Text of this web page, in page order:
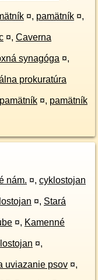
¤, pamätník ¤,
¤, Caverna
synagóga ¤,
prokuratúra
pamätník ¤, pamätník
nám. ¤, cyklostojan
¤, Stará
¤, Kamenné
¤,
uviazanie psov ¤,